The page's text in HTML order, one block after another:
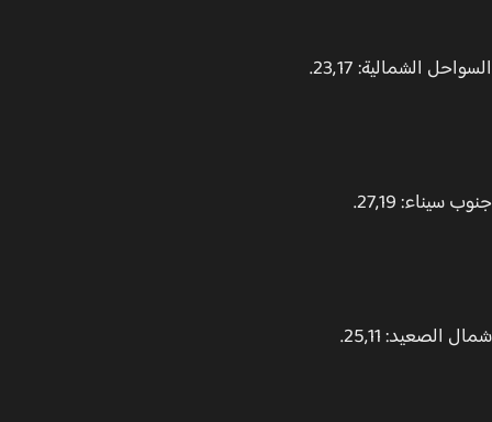
الشمالية: 23,17.
سيناء: 27,19.
الصعيد: 25,11.